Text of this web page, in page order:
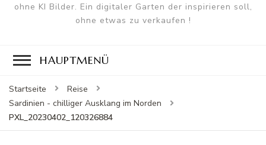
ohne KI Bilder. Ein digitaler Garten der inspirieren soll,
ohne etwas zu verkaufen !
HAUPTMENÜ
Startseite
Reise
Sardinien - chilliger Ausklang im Norden
PXL_20230402_120326884